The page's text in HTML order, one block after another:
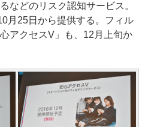
などのリスク認知サービス。
月25日から提供する。フィル
アクセスV」も、12月上旬か